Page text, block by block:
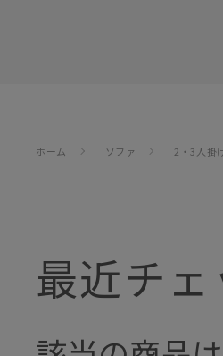
ホーム ソファ 2・3人掛
最近チ